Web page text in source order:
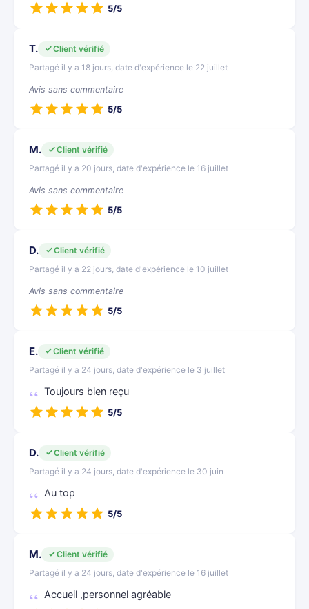
5/5
T.
Client vérifié
Partagé il y a 18 jours, date d'expérience le 22 juillet
Avis sans commentaire
5/5
M.
Client vérifié
Partagé il y a 20 jours, date d'expérience le 16 juillet
Avis sans commentaire
5/5
D.
Client vérifié
Partagé il y a 22 jours, date d'expérience le 10 juillet
Avis sans commentaire
5/5
E.
Client vérifié
Partagé il y a 24 jours, date d'expérience le 3 juillet
Toujours bien reçu
5/5
D.
Client vérifié
Partagé il y a 24 jours, date d'expérience le 30 juin
Au top
5/5
M.
Client vérifié
Partagé il y a 24 jours, date d'expérience le 16 juillet
Accueil ,personnel agréable